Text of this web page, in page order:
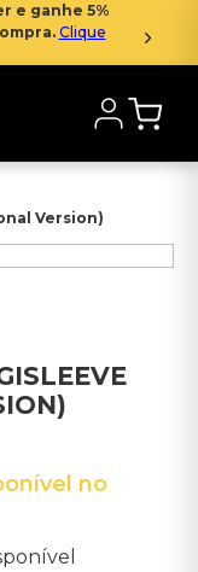
e ganhe 5%
Clique
Version)
no